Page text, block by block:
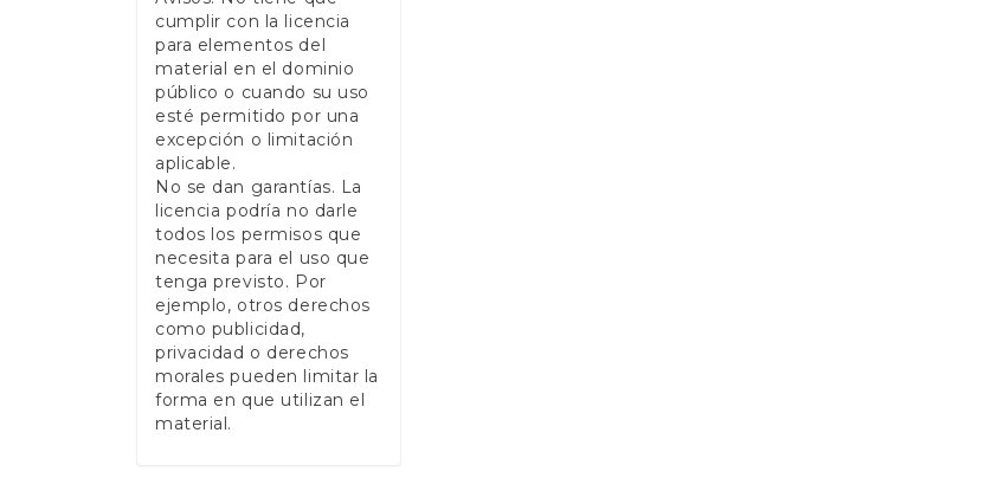
cumplir con la licencia
para elementos del
material en el dominio
público o cuando su uso
esté permitido por una
excepción o limitación
aplicable.
No se dan garantías. La
licencia podría no darle
todos los permisos que
necesita para el uso que
tenga previsto. Por
ejemplo, otros derechos
como publicidad,
privacidad o derechos
morales pueden limitar la
forma en que utilizan el
material.